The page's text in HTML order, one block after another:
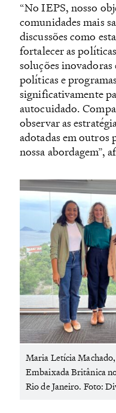
“No IEPS, nosso
comunidades mais
discussões como
fortalecer as
soluções inovadoras
políticas e
significativamente
autocuidado.
observar as
adotadas em outros
nossa abordagem”,
Maria Letícia
Embaixada Britânica
Rio de Janeiro. Foto: